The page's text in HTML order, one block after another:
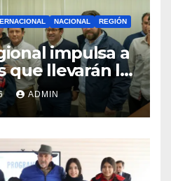
NACIONAL
REGIÓN
impulsa a
que llevarán la
a
ADMIN